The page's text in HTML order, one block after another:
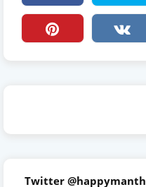
Twitter @happymanth